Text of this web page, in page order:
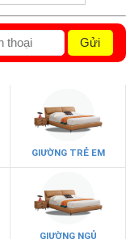
Gửi
GIƯỜNG TRẺ EM
GIƯỜNG NGỦ